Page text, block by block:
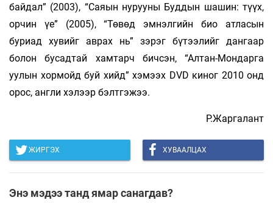
байдал” (2003), “Саяын нурууны Буддын шашин: түүх,
орчин үе” (2005), “Төвөд эмнэлгийн био атласын
буриад хувийг аврах нь” зэрэг бүтээлийг дангаар
болон бусадтай хамтарч бичсэн, “Алтан-Мондарга
уулын хормойд буй хийд” хэмээх DVD киног 2010 онд
орос, англи хэлээр бэлтгэжээ.
Р.Жаргалант
ЖИРГЭХ ХУВААЛЦАХ
Энэ мэдээ танд ямар санагдав?